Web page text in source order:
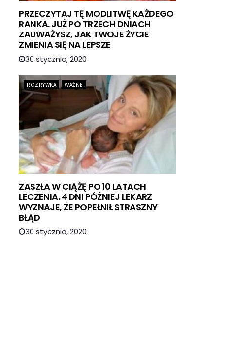
PRZECZYTAJ TĘ MODLITWĘ KAŻDEGO
RANKA. JUŻ PO TRZECH DNIACH
ZAUWAŻYSZ, JAK TWOJE ŻYCIE
ZMIENIA SIĘ NA LEPSZE
30 stycznia, 2020
ROZRYWKA WAŻNE
ZASZŁA W CIĄŻĘ PO 10 LATACH
LECZENIA. 4 DNI PÓŹNIEJ LEKARZ
WYZNAJE, ŻE POPEŁNIŁ STRASZNY
BŁĄD
30 stycznia, 2020